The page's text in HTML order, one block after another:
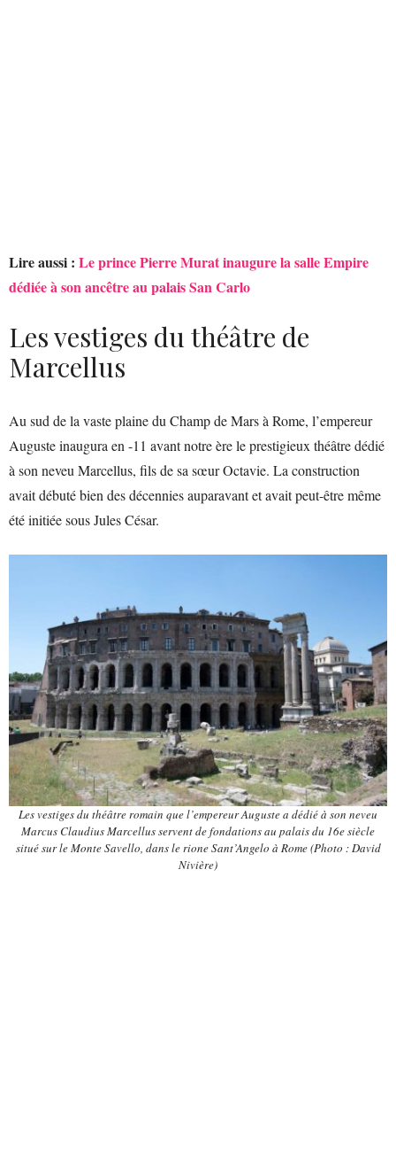
Lire aussi : Le prince Pierre Murat inaugure la salle Empire
dédiée à son ancêtre au palais San Carlo
Les vestiges du théâtre de
Marcellus
Au sud de la vaste plaine du Champ de Mars à Rome, l’empereur
Auguste inaugura en -11 avant notre ère le prestigieux théâtre dédié
à son neveu Marcellus, fils de sa sœur Octavie. La construction
avait débuté bien des décennies auparavant et avait peut-être même
été initiée sous Jules César.
Les vestiges du théâtre romain que l’empereur Auguste a dédié à son neveu
Marcus Claudius Marcellus servent de fondations au palais du 16e siècle
situé sur le Monte Savello, dans le rione Sant’Angelo à Rome (Photo : David
Nivière)